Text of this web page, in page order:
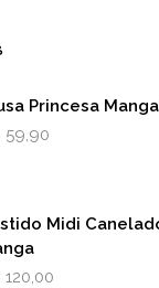
Princesa
59,90
Midi
120,00